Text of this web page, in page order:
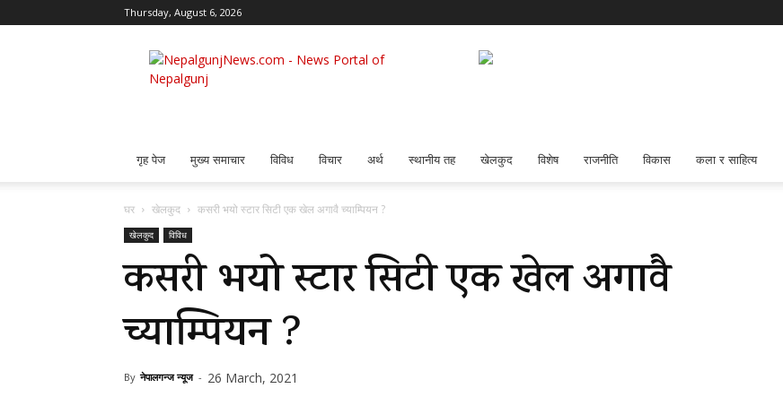
Thursday, August 6, 2026
Nepalgunj
News
गृह पेज मुख्य समाचार विविध विचार अर्थ स्थानीय तह खेलकुद विशेष राजनीति विकास कला र साहित्य
घर खेलकुद कसरी भयो स्टार सिटी एक खेल अगावै च्याम्पियन ?
खेलकुद विविध
कसरी भयो स्टार सिटी एक खेल अगावै
च्याम्पियन ?
By नेपालगन्ज न्यूज - 26 March, 2021